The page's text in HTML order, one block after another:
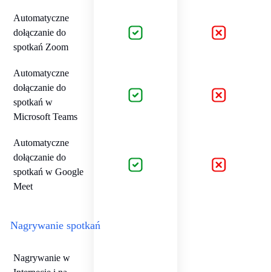
Automatyczne
dołączanie do
spotkań Zoom
Automatyczne
dołączanie do
spotkań w
Microsoft Teams
Automatyczne
dołączanie do
spotkań w Google
Meet
Nagrywanie spotkań
Nagrywanie w